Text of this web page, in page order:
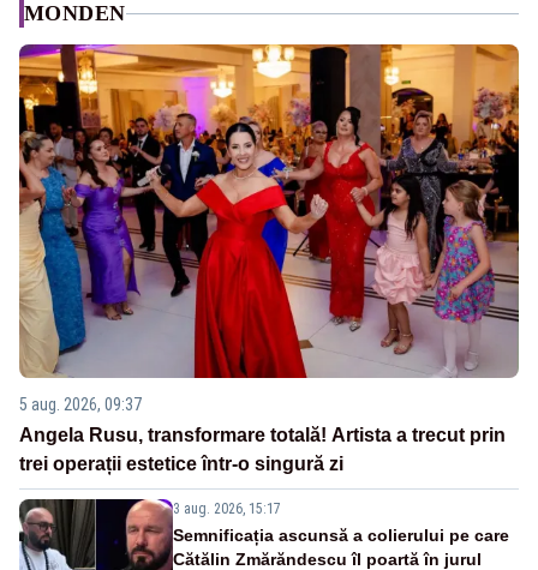
MONDEN
5 aug. 2026, 09:37
Angela Rusu, transformare totală! Artista a trecut prin
trei operații estetice într-o singură zi
3 aug. 2026, 15:17
Semnificația ascunsă a colierului pe care
Cătălin Zmărăndescu îl poartă în jurul